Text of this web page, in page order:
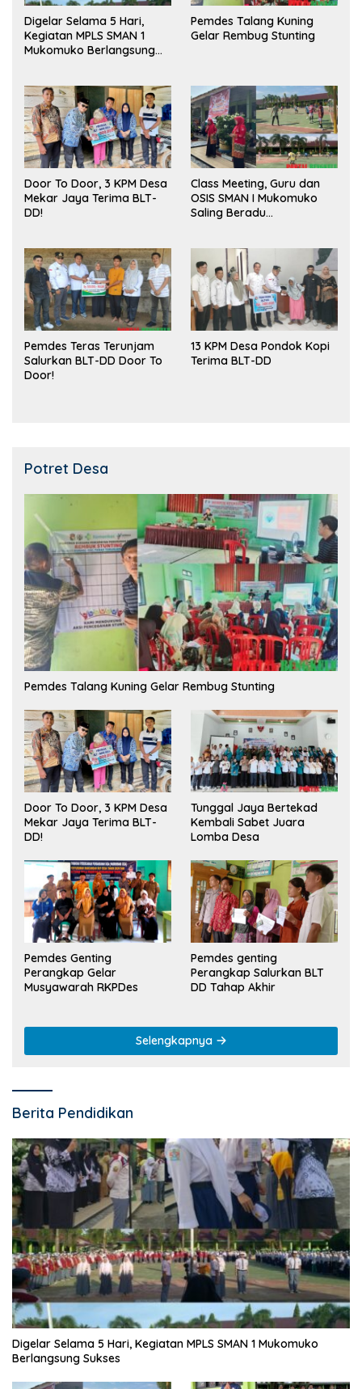
Digelar Selama 5 Hari,
Kegiatan MPLS SMAN 1
Mukomuko Berlangsung
Pemdes Talang Kuning
Gelar Rembug Stunting
Door To Door, 3 KPM Desa
Mekar Jaya Terima BLT-
DD!
Class Meeting, Guru dan
OSIS SMAN I Mukomuko
Saling Beradu
Pemdes Teras Terunjam
Salurkan BLT-DD Door To
Door!
13 KPM Desa Pondok Kopi
Terima BLT-DD
Potret Desa
Pemdes Talang Kuning Gelar Rembug Stunting
Door To Door, 3 KPM Desa
Mekar Jaya Terima BLT-
DD!
Tunggal Jaya Bertekad
Kembali Sabet Juara
Lomba Desa
Pemdes Genting
Perangkap Gelar
Musyawarah RKPDes
Pemdes genting
Perangkap Salurkan BLT
DD Tahap Akhir
Selengkapnya
Berita Pendidikan
Digelar Selama 5 Hari, Kegiatan MPLS SMAN 1 Mukomuko
Berlangsung Sukses